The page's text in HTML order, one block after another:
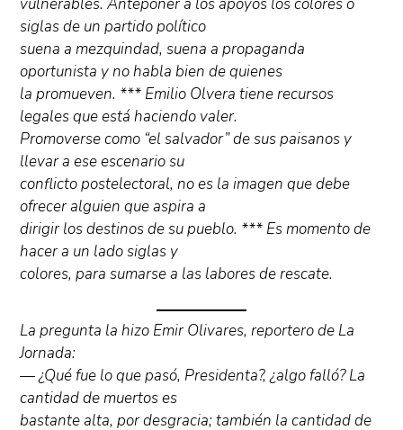
vulnerables. Anteponer a los apoyos los colores o
siglas de un partido político
suena a mezquindad, suena a propaganda
oportunista y no habla bien de quienes
la promueven. *** Emilio Olvera tiene recursos
legales que está haciendo valer.
Promoverse como “el salvador” de sus paisanos y
llevar a ese escenario su
conflicto postelectoral, no es la imagen que debe
ofrecer alguien que aspira a
dirigir los destinos de su pueblo. *** Es momento de
hacer a un lado siglas y
colores, para sumarse a las labores de rescate.
La pregunta la hizo Emir Olivares, reportero de La
Jornada:
— ¿Qué fue lo que pasó, Presidenta?, ¿algo falló? La
cantidad de muertos es
bastante alta, por desgracia; también la cantidad de